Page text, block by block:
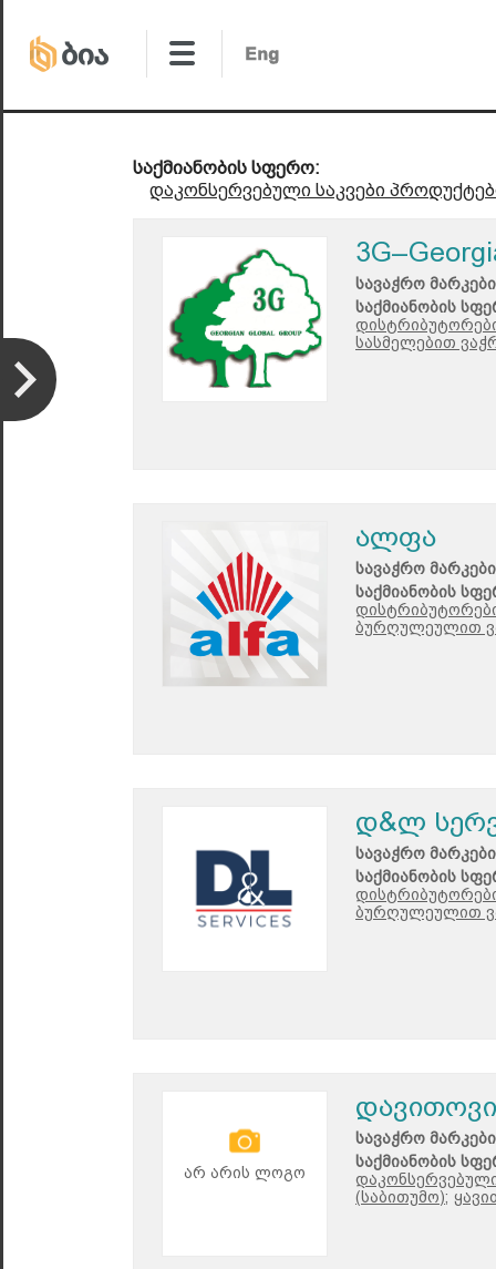
საქმიანობის სფერო:
დაკონსერვებული საკვები
სავაჭრო
საქმიანობის
სასმელებით
ალფა
სავაჭრო
საქმიანობის
ბურღულეულით
დ&ლ
სავაჭრო
საქმიანობის
ბურღულეულით
არ არის ლოგო
სავაჭრო
საქმიანობის
(საბითუმო);